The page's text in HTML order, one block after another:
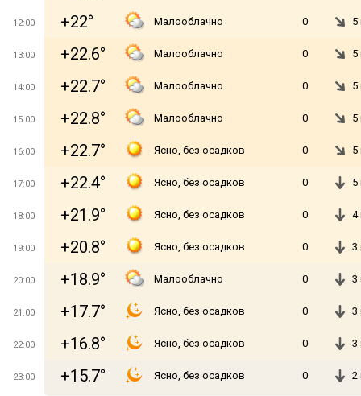
12:00 +22° Малооблачно 0 5
13:00 +22.6° Малооблачно 0 5
14:00 +22.7° Малооблачно 0 5
15:00 +22.8° Малооблачно 0 5
16:00 +22.7° Ясно, без осадков 0 5
17:00 +22.4° Ясно, без осадков 0 5
18:00 +21.9° Ясно, без осадков 0 4
19:00 +20.8° Ясно, без осадков 0 3
20:00 +18.9° Малооблачно 0 3
21:00 +17.7° Ясно, без осадков 0 3
22:00 +16.8° Ясно, без осадков 0 3
23:00 +15.7° Ясно, без осадков 0 2